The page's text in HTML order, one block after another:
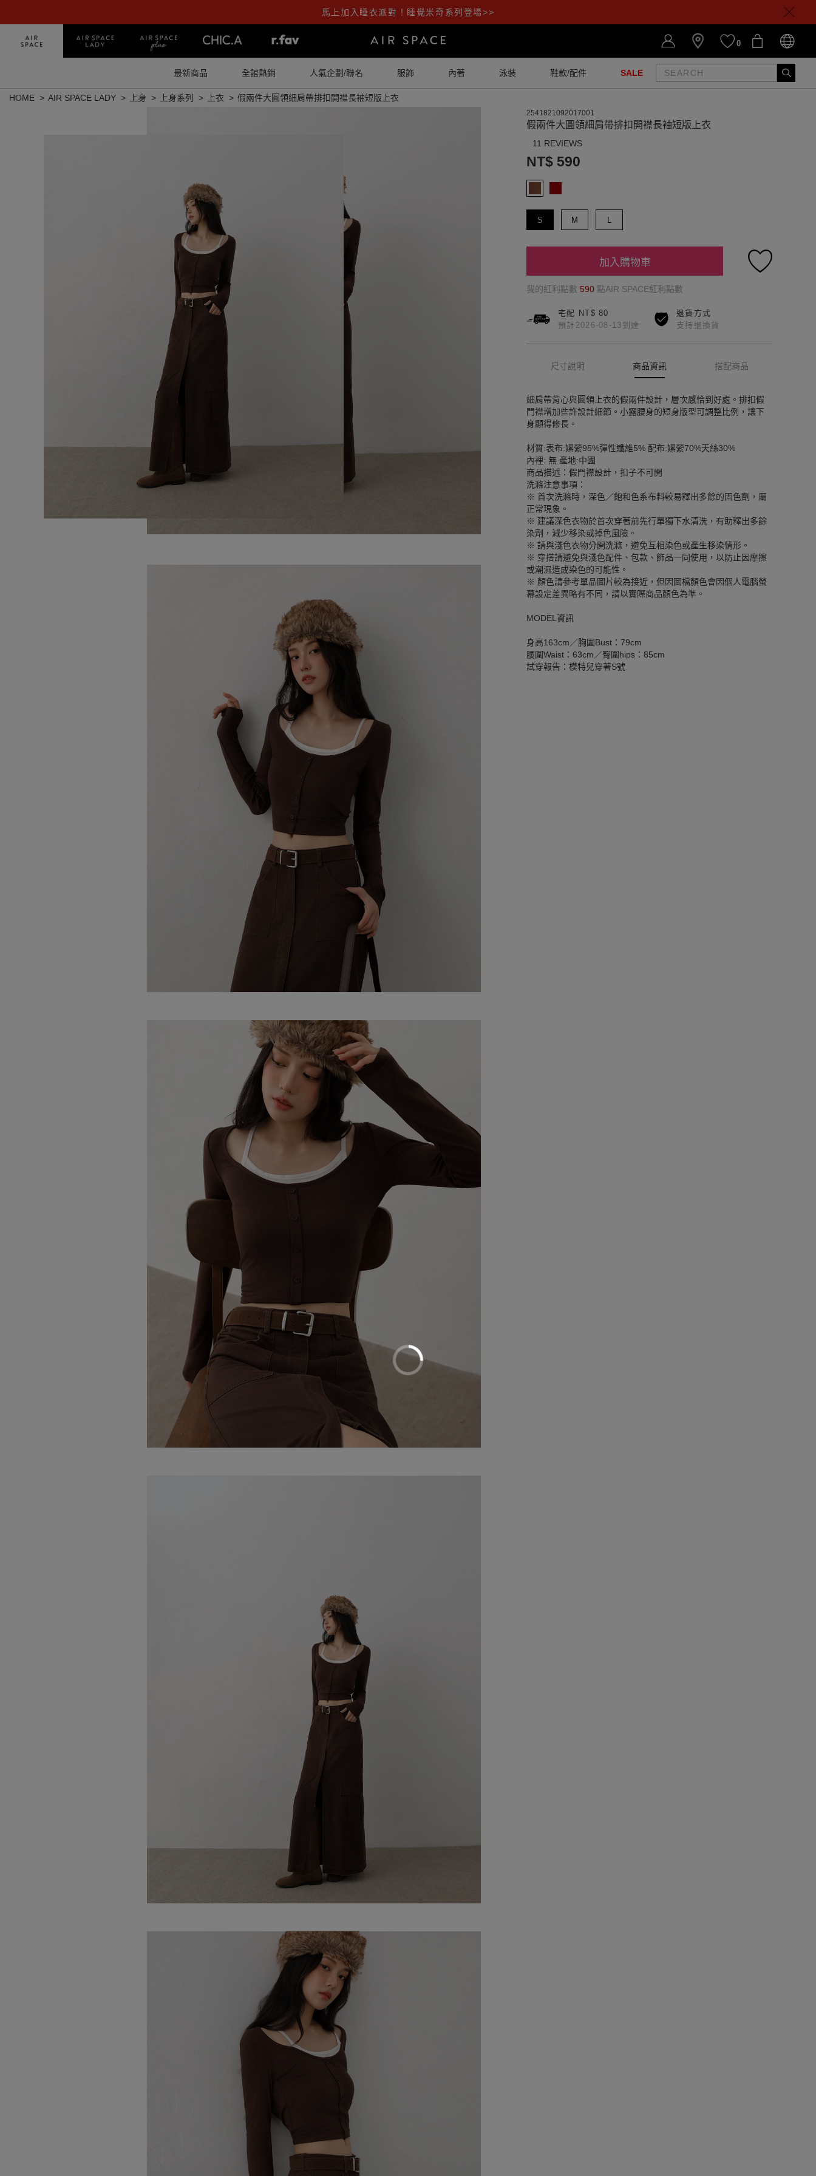
馬上加入睡衣派對！睡覺米奇系列登場>>
0
最新商品 全館熱銷 人氣企劃/聯名 服飾 內著 泳裝 鞋款/配件 SALE
HOME AIR SPACE LADY 上身 上身系列 上衣 假兩件大圓領細肩帶排扣開襟長袖短版上衣
2541821092017001
假兩件大圓領細肩帶排扣開襟長袖短版上衣
11 REVIEWS
NT$ 590
S M L
加入購物車
我的紅利點數 590 點AIR SPACE紅利點數
宅配 NT$ 80
預計2026-08-13到達
退貨方式
支持退換貨
尺寸說明 商品資訊 搭配商品
細肩帶背心與圓領上衣的假兩件設計，層次感恰到好處。排扣假
門襟增加些許設計細節。小露腰身的短身版型可調整比例，讓下
身顯得修長。
材質:表布:嫘縈95%彈性纖維5% 配布:嫘縈70%天絲30%
內裡: 無 產地:中國
商品描述：假門襟設計，扣子不可開
洗滌注意事項：
※ 首次洗滌時，深色／飽和色系布料較易釋出多餘的固色劑，屬
正常現象。
※ 建議深色衣物於首次穿著前先行單獨下水清洗，有助釋出多餘
染劑，減少移染或掉色風險。
※ 請與淺色衣物分開洗滌，避免互相染色或產生移染情形。
※ 穿搭請避免與淺色配件、包款、飾品一同使用，以防止因摩擦
或潮濕造成染色的可能性。
※ 顏色請參考單品圖片較為接近，但因圖檔顏色會因個人電腦螢
幕設定差異略有不同，請以實際商品顏色為準。
MODEL資訊
身高163cm／胸圍Bust：79cm
腰圍Waist：63cm／臀圍hips：85cm
試穿報告：模特兒穿著S號